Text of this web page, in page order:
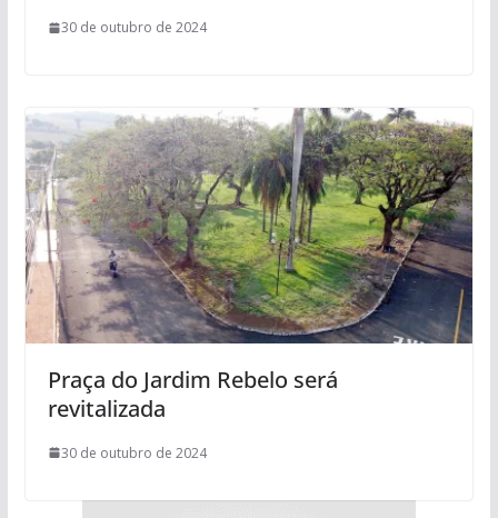
30 de outubro de 2024
Praça do Jardim Rebelo será
revitalizada
30 de outubro de 2024